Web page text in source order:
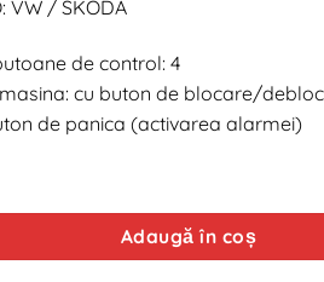
VW / SKODA
de control: 4
masina: cu buton de blocare/
de panica (activarea alarmei)
cheie contact pentru Skoda Fabia /
Adaugă în coș